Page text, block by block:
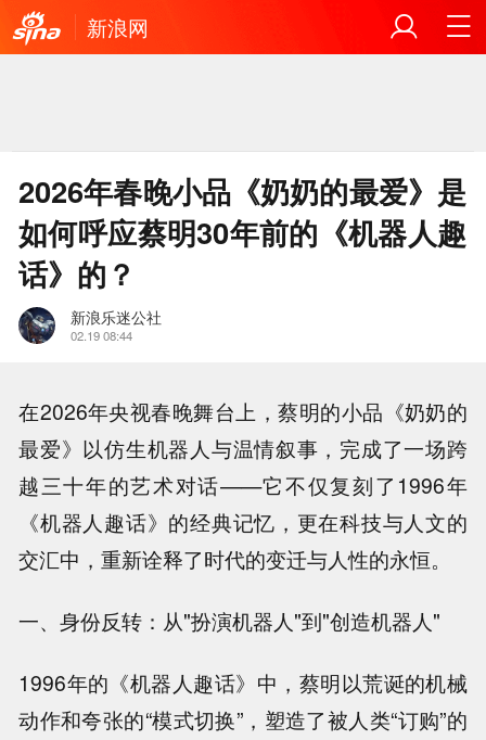
新浪网
2026年春晚小品《奶奶的最爱》是
如何呼应蔡明30年前的《机器人趣
话》的？
新浪乐迷公社
02.19 08:44
在2026年央视春晚舞台上，蔡明的小品《奶奶的
最爱》以仿生机器人与温情叙事，完成了一场跨
越三十年的艺术对话——它不仅复刻了1996年
《机器人趣话》的经典记忆，更在科技与人文的
交汇中，重新诠释了时代的变迁与人性的永恒。
一、身份反转：从"扮演机器人"到"创造机器人"
1996年的《机器人趣话》中，蔡明以荒诞的机械
动作和夸张的“模式切换”，塑造了被人类“订购”的